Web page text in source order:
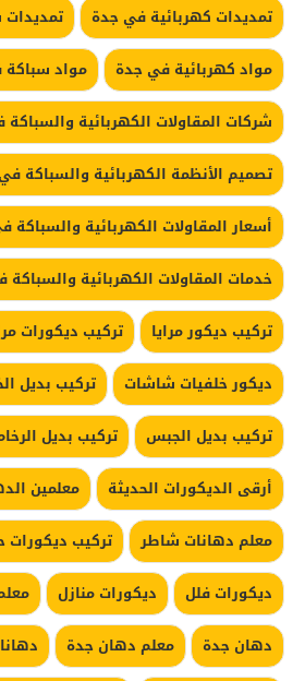
تمديدات كهربائية في جدة
مواد كهربائية في جدة
مواد
شركات المقاولات الكهربائية
تصميم الأنظمة الكهربائية والسباكة
أسعار المقاولات الكهربائية والسباكة
خدمات المقاولات الكهربائية
تركيب ديكور مرايا
تركيب ديكورات
ديكور خلفيات شاشات
تركيب بديل
تركيب بديل الجبس
تركيب بديل
أرقى الديكورات الحديثة
معلمين
معلم دهانات شاطر
تركيب ديكورات
ديكورات فلل
ديكورات منازل
دهان جدة
معلم دهان جدة